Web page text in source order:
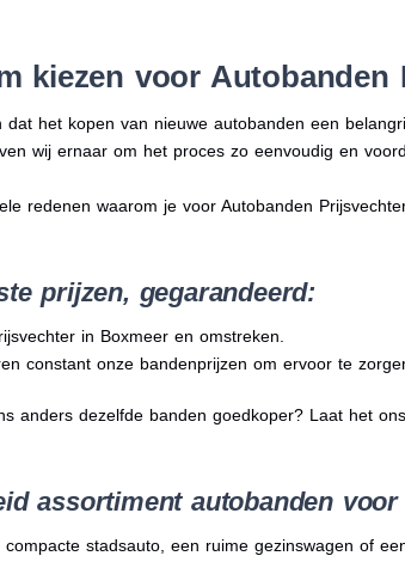
kiezen voor
dat het kopen van nieuwe autobanden een
wij ernaar om het proces zo eenvoudig en
redenen waarom je voor Autobanden
prijzen, gegarandeerd:
in Boxmeer en omstreken.
constant onze bandenprijzen om ervoor te
anders dezelfde banden goedkoper? Laat het
assortiment autobanden
stadsauto, een ruime gezinswagen of